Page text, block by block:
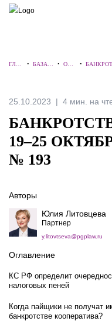
ПОИСК ПО САЙТУ
ГЛА
•БАЗА
•ОБЗ
•
25.10.2023 4 мин. на
19–25
№ 193
Авторы
Юлия Литовцева
Партнер
y.litovtseva@pgplaw.ru
Оглавление
КС РФ определит
налоговых пеней
Когда пайщики не получат
банкротстве кооператива?